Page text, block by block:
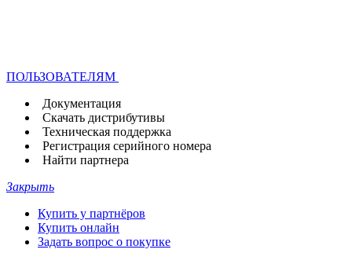
ПОЛЬЗОВАТЕЛЯМ
Документация
Скачать дистрибутивы
Техническая поддержка
Регистрация серийного номера
Найти партнера
Закрыть
Купить у партнёров
Купить онлайн
Задать вопрос о покупке